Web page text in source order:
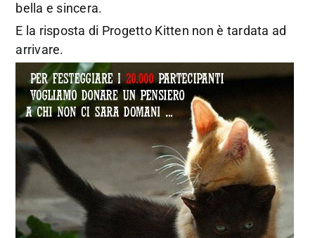
bella e sincera.
E la risposta di Progetto Kitten non è tardata ad
arrivare.